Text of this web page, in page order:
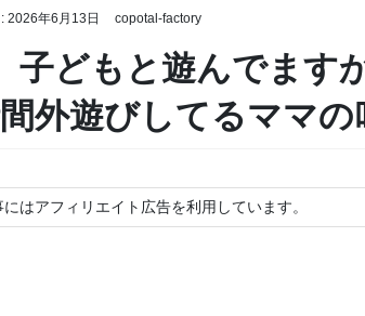
2026年6月13日 copotal-factory
子どもと遊んでます
外遊びしてるママの
はアフィリエイト広告を利用しています。